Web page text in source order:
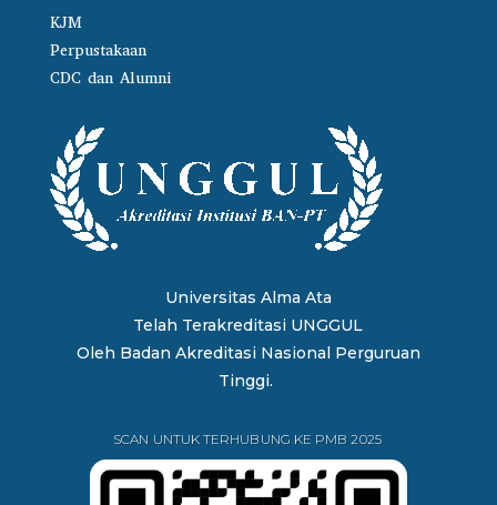
KJM
Perpustakaan
CDC dan Alumni
Universitas Alma Ata
Telah Terakreditasi UNGGUL
Oleh Badan Akreditasi Nasional Perguruan
Tinggi.
SCAN UNTUK TERHUBUNG KE PMB 2025